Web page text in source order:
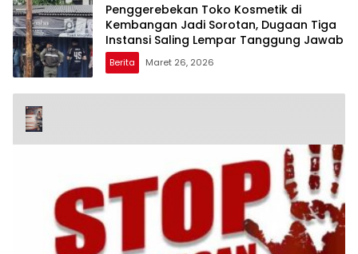
Penggerebekan Toko Kosmetik di
Kembangan Jadi Sorotan, Dugaan Tiga
Instansi Saling Lempar Tanggung Jawab
Berita Maret 26, 2026